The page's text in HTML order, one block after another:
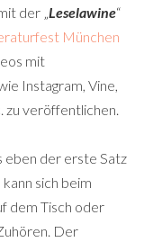
der „ Leselawine“
München
mit
Instagram, Vine,
zu veröffentlichen.
eben der erste Satz
sich beim
dem Tisch oder
Der